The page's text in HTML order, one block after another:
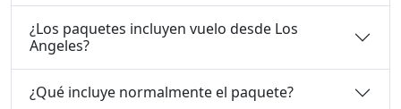
¿Los paquetes incluyen vuelo desde Los
Angeles?
¿Qué incluye normalmente el paquete?